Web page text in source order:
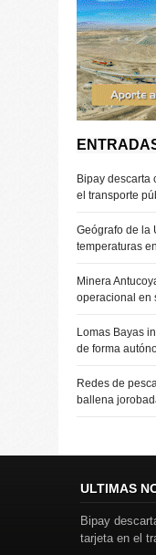
Bipay descarta
el transporte
Geógrafo de la
temperaturas
Minera
operacional en
Lomas Bayas
de forma
Redes de
ballena
ULTIMAS
Bipay
tarjeta en el